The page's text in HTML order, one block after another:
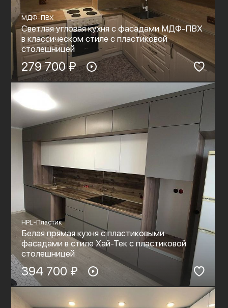
МДФ-ПВХ
Светлая угловая кухня с фасадами МДФ-ПВХ
в классическом стиле с пластиковой
столешницей
279 700 ₽
HPL-Пластик
Белая прямая кухня с пластиковыми
фасадами в стиле Хай-Тек с пластиковой
столешницей
394 700 ₽